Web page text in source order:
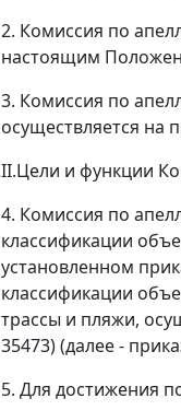
2. Комиссия по
настоящим
3. Комиссия по
осуществляется на
II.Цели и функции
4. Комиссия по
классификации
установленном
классификации
трассы и пляжи,
35473) (далее -
5. Для достижения